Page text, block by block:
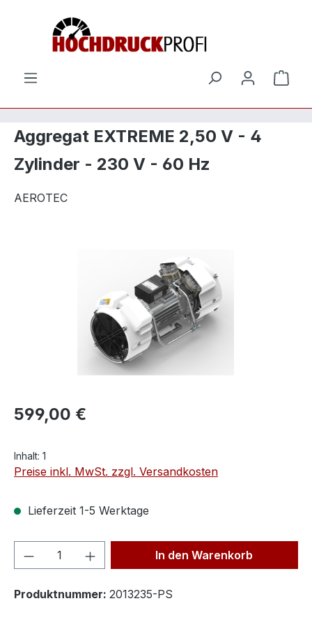
Zum Hauptinhalt springen
Aggregat EXTREME 2,50 V - 4
Zylinder - 230 V - 60 Hz
AEROTEC
599,00 €
Inhalt: 1
Preise inkl. MwSt. zzgl. Versandkosten
Lieferzeit 1-5 Werktage
Produkt Anzahl: Gib denIn den Warenkorb
Produktnummer: 2013235-PS